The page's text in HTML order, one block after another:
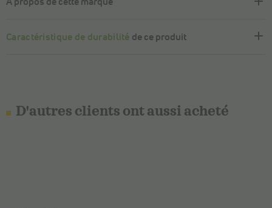
À propos de cette marque
Caractéristique de durabilité de ce produit
D'autres clients ont aussi acheté